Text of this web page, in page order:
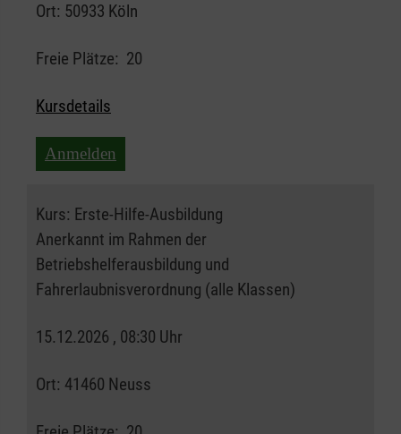
Ort: 50933 Köln
Freie Plätze: 20
Kursdetails
Anmelden
Kurs: Erste-Hilfe-Ausbildung
Anerkannt im Rahmen der
Betriebshelferausbildung und
Fahrerlaubnisverordnung (alle Klassen)
15.12.2026 , 08:30 Uhr
Ort: 41460 Neuss